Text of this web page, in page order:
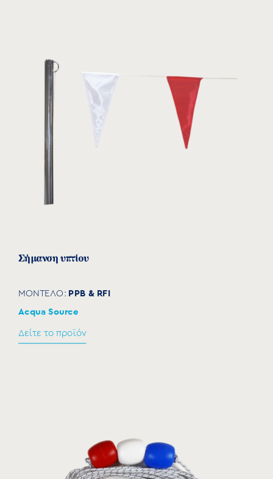
Σήμανση υπτίου
ΜΟΝΤΕΛΟ: PPB & RFI
Acqua Source
Δείτε το προϊόν